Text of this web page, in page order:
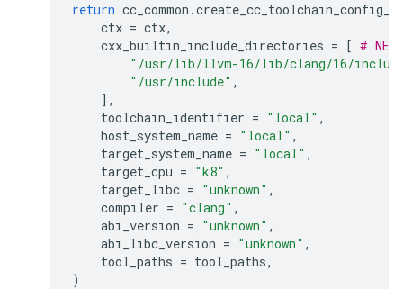
return cc_common .
ctx = ctx,
cxx_builtin_include_directories = [ # NEW
"/usr/lib/llvm-16/lib/clang/16/
"/usr/include" ,
],
toolchain_identifier = "local" ,
host_system_name = "local" ,
target_system_name = "local" ,
target_cpu = "k8" ,
target_libc = "unknown" ,
compiler = "clang" ,
abi_version = "unknown" ,
abi_libc_version = "unknown" ,
tool_paths = tool_paths,
)